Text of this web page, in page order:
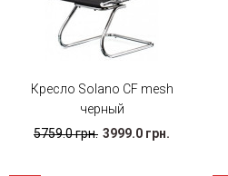
Кресло Solano CF mesh
черный
5759.0 грн. 3999.0 грн.